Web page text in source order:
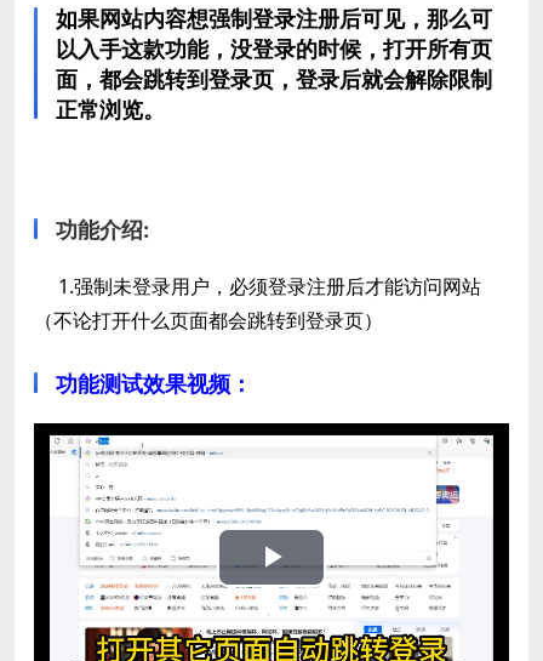
如果网站内容想强制登录注册后可见，那么可
以入手这款功能，没登录的时候，打开所有页
面，都会跳转到登录页，登录后就会解除限制
正常浏览。
功能介绍:
1.强制未登录用户，必须登录注册后才能访问网站
（不论打开什么页面都会跳转到登录页）
功能测试效果视频：
Play
Video